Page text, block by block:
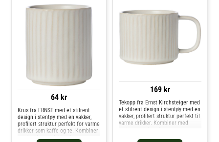
og andre Kopper & Krus hos Royal
64 kr
Krus fra ERNST med et stilrent
design i stentøy med en vakker,
profilert struktur perfekt for varme
drikker som kaffe og te. Kombiner
med andre produkter fra samme
169 kr
Tekopp fra Ernst Kirchsteiger med
et stilrent design i stentøy med en
vakker, profilert struktur perfekt til
varme drikker. Kombiner med